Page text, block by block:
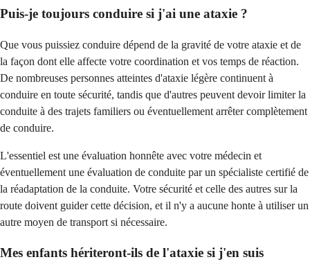
Puis-je toujours conduire si j'ai une ataxie ?
Que vous puissiez conduire dépend de la gravité de votre ataxie et de
la façon dont elle affecte votre coordination et vos temps de réaction.
De nombreuses personnes atteintes d'ataxie légère continuent à
conduire en toute sécurité, tandis que d'autres peuvent devoir limiter la
conduite à des trajets familiers ou éventuellement arrêter complètement
de conduire.
L'essentiel est une évaluation honnête avec votre médecin et
éventuellement une évaluation de conduite par un spécialiste certifié de
la réadaptation de la conduite. Votre sécurité et celle des autres sur la
route doivent guider cette décision, et il n'y a aucune honte à utiliser un
autre moyen de transport si nécessaire.
Mes enfants hériteront-ils de l'ataxie si j'en suis